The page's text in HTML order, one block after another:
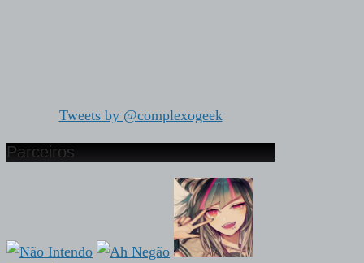
Tweets by @complexogeek
Parceiros